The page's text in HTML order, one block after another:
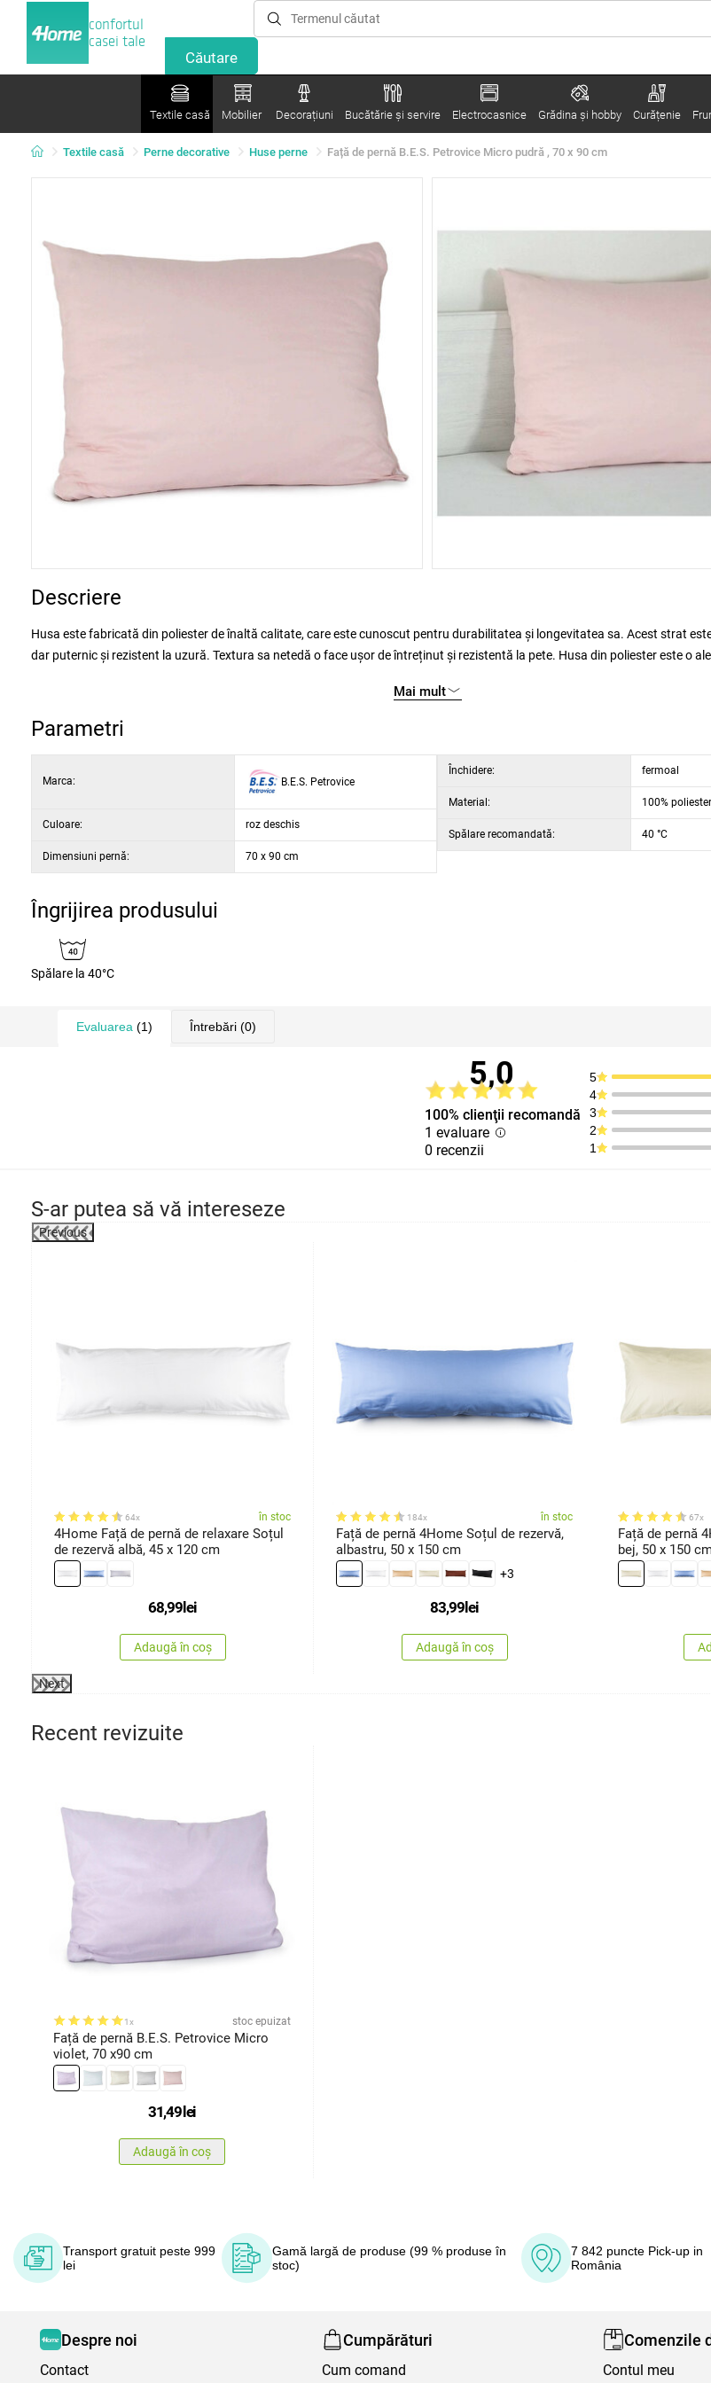
confortul
casei tale
Textile casă Mobilier Decorațiuni Bucătărie și servire Electrocasnice Grădina şi hobby Curățenie
Textile casă Perne decorative Huse perne Față de pernă B.E.S. Petrovice Micro pudră , 70 x 90 cm
Descriere
Husa este fabricată din poliester de înaltă calitate, care este cunoscut pentru durabilitatea și longevitatea sa. Acest strat
dar puternic și rezistent la uzură. Textura sa netedă o face ușor de întreținut și rezistentă la pete. Husa din poliester este o
Mai mult
Parametri
Marca: B.E.S. Petrovice
Culoare: roz deschis
Dimensiuni pernă: 70 x 90 cm
Închidere: fermoal
Material: 100% poliester
Spălare recomandată: 40 °C
Îngrijirea produsului
Spălare la 40°C
Evaluarea (1) Întrebări (0)
5,0
100% clienţii recomandă
1 evaluare
0 recenzii
5
4
3
2
1
S-ar putea să vă intereseze
Previous
64x în stoc
4Home Față de pernă de relaxare Soțul
de rezervă albă, 45 x 120 cm
68,99lei
Adaugă în coș
184x în stoc
Față de pernă 4Home Soțul de rezervă,
albastru, 50 x 150 cm
+3
83,99lei
Adaugă în coș
67x
Față de pernă
bej, 50 x 150
Next
Recent revizuite
1x stoc epuizat
Față de pernă B.E.S. Petrovice Micro
violet, 70 x90 cm
31,49lei
Adaugă în coș
Transport gratuit peste 999
lei
Gamă largă de produse (99 % produse în
stoc)
7 842 puncte Pick-up in
România
Despre noi
Contact
Cumpărături
Cum comand
Comenzile
Contul meu